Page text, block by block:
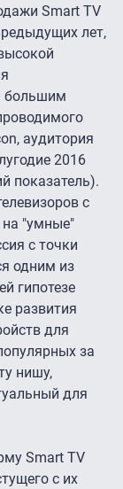
Smart TV
лет,
большим
аудитория
2016
показатель).
с
"умные"
с точки
одним из
гипотезе
развития
для
за
нишу,
для
Smart TV
с их